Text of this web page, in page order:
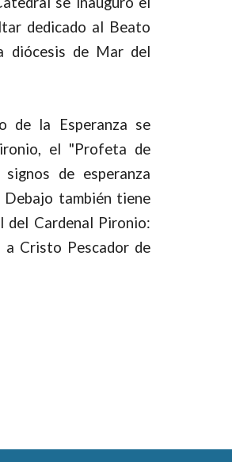
dedicado al Beato
diócesis de Mar del
de la Esperanza se
el "Profeta de
signos de esperanza
Debajo también tiene
del Cardenal Pironio:
a Cristo Pescador de